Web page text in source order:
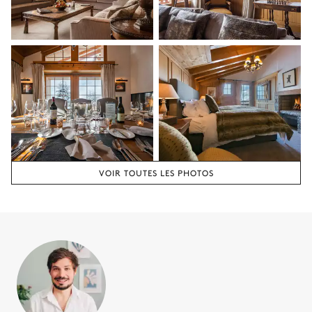
WC
Douche
Vasque simple
Chambre 4
Lit double (2 lits simples)
Chambre 4 salle de bain
Baignoire
Chambre 5
VOIR TOUTES LES PHOTOS